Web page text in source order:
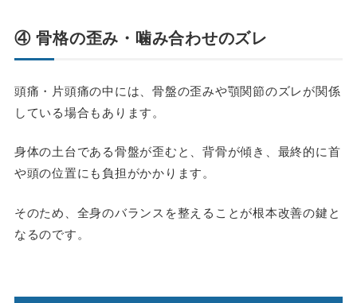
④ 骨格の歪み・噛み合わせのズレ
頭痛・片頭痛の中には、骨盤の歪みや顎関節のズレが関係
している場合もあります。
身体の土台である骨盤が歪むと、背骨が傾き、最終的に首
や頭の位置にも負担がかかります。
そのため、全身のバランスを整えることが根本改善の鍵と
なるのです。